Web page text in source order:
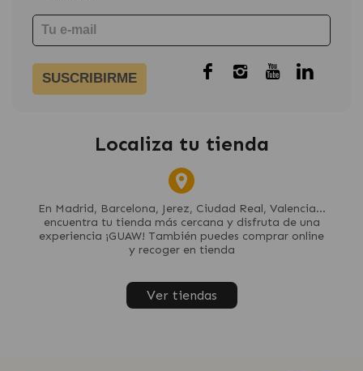
SUSCRIBIRME
Localiza tu tienda
En Madrid, Barcelona, Jerez, Ciudad Real, Valencia...
encuentra tu tienda más cercana y disfruta de una
experiencia ¡GUAW! También puedes comprar online
y recoger en tienda
Ver tiendas